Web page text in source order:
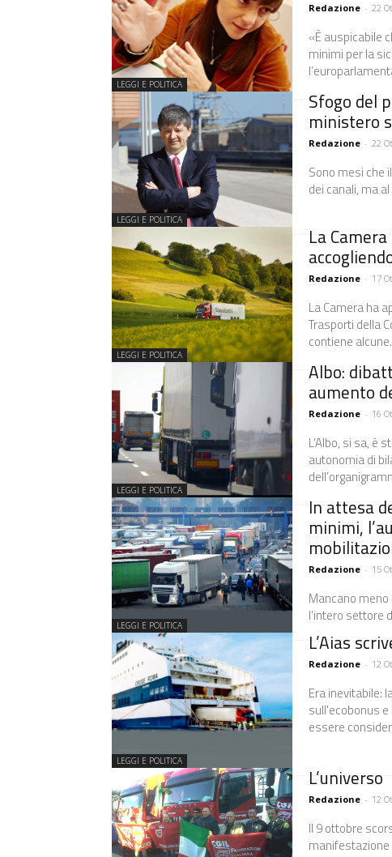
LEGGI E POLITICA
Redazione - 22
«È auspicabile
minimi per la
LEGGI E POLITICA
Sfogo del
ministero
Redazione - 22
Sono mesi che
dei canali, ma
LEGGI E POLITICA
La
Redazione - 17
La Camera ha
Trasporti della
contiene
LEGGI E POLITICA
Albo:
aumento
Redazione - 16
L’Albo, si sa, è
autonomia di
LEGGI E POLITICA
In attesa
minimi,
Redazione - 15
Mancano
l’intero settore
LEGGI E POLITICA
L’Aias
Redazione - 12
Era inevitabile:
sull'ecobonus
essere
L’universo
Redazione - 12
Il 9 ottobre
manifestazione